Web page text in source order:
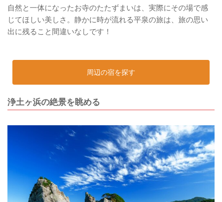
自然と一体になったお寺のたたずまいは、実際にその場で感
じてほしい美しさ。静かに時が流れる平泉の旅は、旅の思い
出に残ること間違いなしです！
周辺の宿を探す
浄土ヶ浜の絶景を眺める